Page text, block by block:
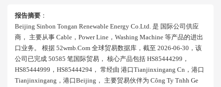
报告摘要 ：
Beijing Sinbon Tongan Renewable Energy Co.ltd. 是 国际公司供应
商， 主要从事 Cable，power Line，washing Machine 等产品的进出
口业务。 根据 52wmb.com 全球贸易数据库，截至 2026-06-30，该
公司已完成 50585 笔国际贸易， 核心产品包括 HS85444299，
HS85444999，HS85444294， 常经由 港口tianjinxingang Cn，港口
Tianjinxingang，港口beijing， 主要贸易伙伴为 Công Ty Tnhh Ge